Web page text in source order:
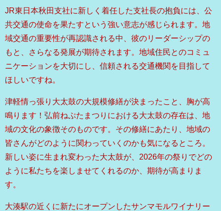
JR東日本秋田支社に新しく着任した支社長の抱負には、公
共交通の使命を果たすという強い意志が感じられます。地
域交通の重要性が再認識される中、彼のリーダーシップの
もと、さらなる発展が期待されます。地域住民とのコミュ
ニケーションを大切にし、信頼される交通機関を目指して
ほしいですね。
津軽情っ張り大太鼓の大規模修繕が決まったこと、胸が高
鳴ります！弘前ねぷたまつりにおける大太鼓の存在は、地
域の文化の象徴そのものです。その修繕にあたり、地域の
皆さんがどのように関わっていくのかも気になるところ。
新しい姿に生まれ変わった大太鼓が、2026年の祭りでどの
ように私たちを楽しませてくれるのか、期待が高まりま
す。
大湊駅の近くに新たにオープンしたサンマモルワイナリー